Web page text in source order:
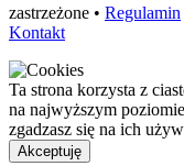
zastrzeżone • Regulamin
Kontakt
Ta strona korzysta z
na najwyższym
zgadzasz się na ich
Akceptuję